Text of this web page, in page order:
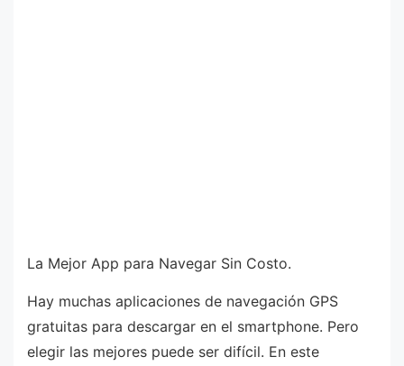
La Mejor App para Navegar Sin Costo.
Hay muchas aplicaciones de navegación GPS
gratuitas para descargar en el smartphone. Pero
elegir las mejores puede ser difícil. En este